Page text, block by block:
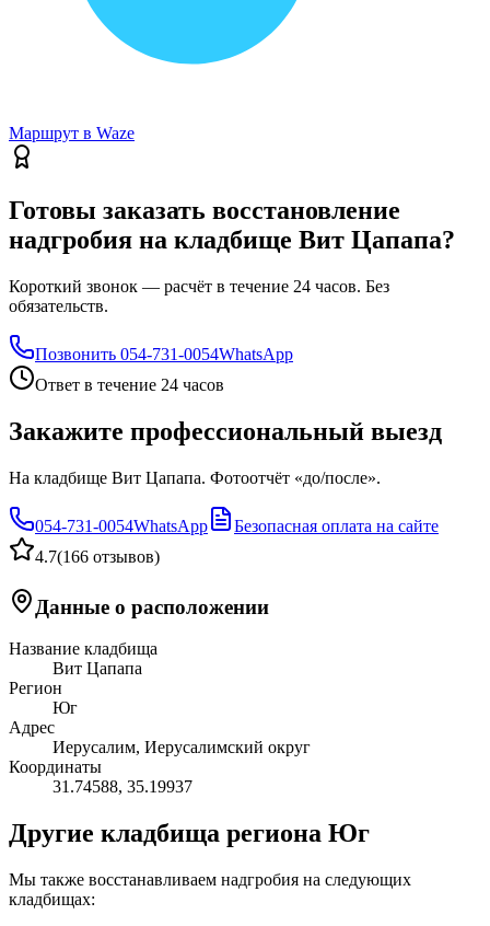
Маршрут в Waze
Готовы заказать восстановление
надгробия на кладбище Вит Цапапа?
Короткий звонок — расчёт в течение 24 часов. Без
обязательств.
Позвонить 054-731-0054WhatsApp
Ответ в течение 24 часов
Закажите профессиональный выезд
На кладбище Вит Цапапа. Фотоотчёт «до/после».
054-731-0054WhatsApp
Безопасная оплата на сайте
4.7(166 отзывов)
Данные о расположении
Название кладбища
Вит Цапапа
Регион
Юг
Адрес
Иерусалим, Иерусалимский округ
Координаты
31.74588, 35.19937
Другие кладбища региона Юг
Мы также восстанавливаем надгробия на следующих
кладбищах: